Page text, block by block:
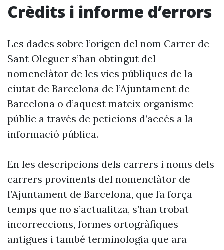
Crèdits i informe d’errors
Les dades sobre l’origen del nom Carrer de
Sant Oleguer s’han obtingut del
nomenclàtor de les vies públiques de la
ciutat de Barcelona de l’Ajuntament de
Barcelona o d’aquest mateix organisme
públic a través de peticions d’accés a la
informació pública.
En les descripcions dels carrers i noms dels
carrers provinents del nomenclàtor de
l’Ajuntament de Barcelona, que fa força
temps que no s’actualitza, s’han trobat
incorreccions, formes ortogràfiques
antigues i també terminologia que ara